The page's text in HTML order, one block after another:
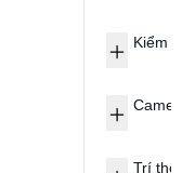
Kiểm
Trí